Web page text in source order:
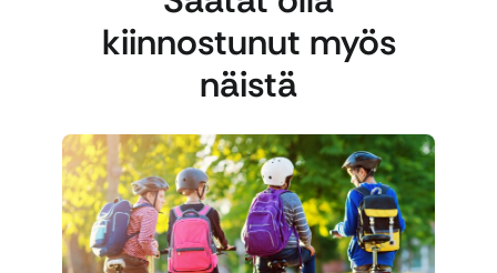
kiinnostunut myös
näistä